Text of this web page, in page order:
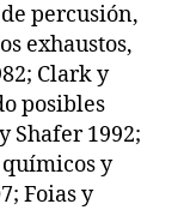
percusión,
exhaustos,
Clark y
posibles
Shafer 1992;
y
Foias y